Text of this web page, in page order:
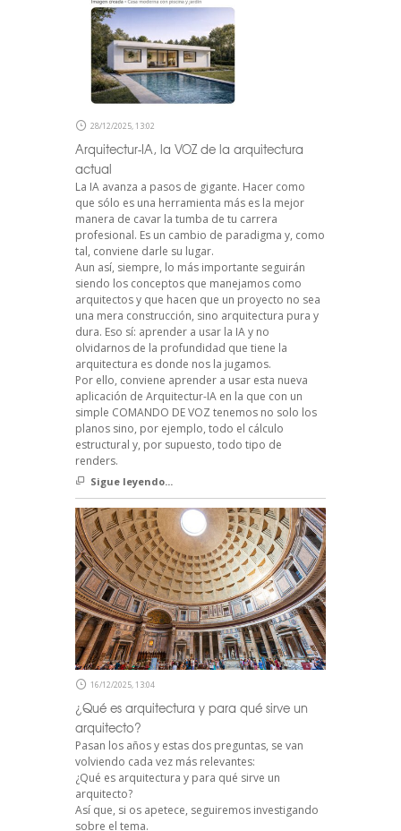
28/12/2025, 13:02
Arquitectur-IA, la VOZ de la arquitectura
actual
La IA avanza a pasos de gigante. Hacer como
que sólo es una herramienta más es la mejor
manera de cavar la tumba de tu carrera
profesional. Es un cambio de paradigma y, como
tal, conviene darle su lugar.
Aun así, siempre, lo más importante seguirán
siendo los conceptos que manejamos como
arquitectos y que hacen que un proyecto no sea
una mera construcción, sino arquitectura pura y
dura. Eso sí: aprender a usar la IA y no
olvidarnos de la profundidad que tiene la
arquitectura es donde nos la jugamos.
Por ello, conviene aprender a usar esta nueva
aplicación de Arquitectur-IA en la que con un
simple COMANDO DE VOZ tenemos no solo los
planos sino, por ejemplo, todo el cálculo
estructural y, por supuesto, todo tipo de
renders.
Sigue leyendo...
16/12/2025, 13:04
¿Qué es arquitectura y para qué sirve un
arquitecto?
Pasan los años y estas dos preguntas, se van
volviendo cada vez más relevantes:
¿Qué es arquitectura y para qué sirve un
arquitecto?
Así que, si os apetece, seguiremos investigando
sobre el tema.